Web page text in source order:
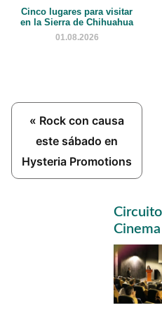
Cinco lugares para visitar
en la Sierra de Chihuahua
01.08.2026
Previous
Post:
« Rock con causa
este sábado en
Hysteria Promotions
Circuito
Cinema